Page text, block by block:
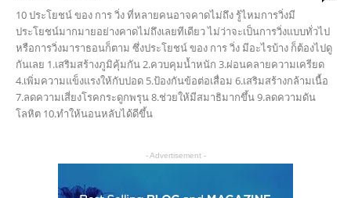
10 ประโยชน์ ของ การ วิ่ง ที่หลายคนอาจคาดไม่ถึง รู้ไหมการวิ่งมี
ประโยชน์มากมายอย่างคาดไม่ถึงเลยทีเดียว ไม่ว่าจะเป็นการวิ่งแบบทั่วไป
หรือการวิ่งมาราธอนก็ตาม ซึ่งประโยชน์ ของ การ วิ่ง มีอะไรบ้าง ก็ต้องไปดู
กันเลย 1.เสริมสร้างภูมิคุ้มกัน 2.ควบคุมน้ำหนัก 3.ผ่อนคลายความเครียด
4.เพิ่มความแข็งแรงให้กับปอด 5.ป้องกันข้อต่อเสื่อม 6.เสริมสร้างกล้ามเนื้อ
7.ลดความเสี่ยงโรคกระดูกพรุน 8.ช่วยให้มีสมาธิมากขึ้น 9.ลดความดัน
โลหิต 10.ทำให้นอนหลับได้ดีขึ้น
- Advertisement -